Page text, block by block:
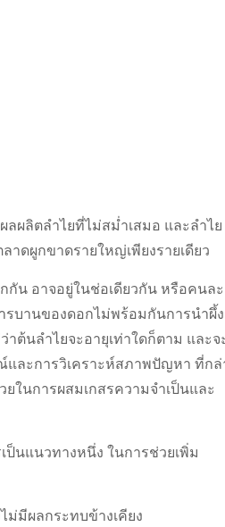
ผลิตลำไยที่ไม่สม่ำเสมอ และลำไย
ดผูกขาดรายใหญ่เพียงรายเดียว
น อาจอยู่ในช่อเดียวกัน หรือคนละ
รบานของดอกไม่พร้อมกันการนำผึ้ง
ต้นลำไยจะอายุเท่าใดก็ตาม และจ
ละการวิเคราะห์สภาพปัญหา ที่กล่
ในการผสมเกสรความจำเป็นและ
นแนวทางหนึ่ง ในการช่วยเพิ่ม
ม่มีผลกระทบข้างเคียง